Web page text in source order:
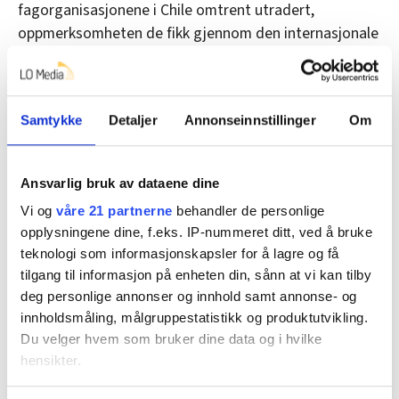
Samtykke Detaljer Annonseinnstillinger Om
Ansvarlig bruk av dataene dine
Vi og våre 21 partnerne behandler de personlige
opplysningene dine, f.eks. IP-nummeret ditt, ved å bruke
teknologi som informasjonskapsler for å lagre og få
tilgang til informasjon på enheten din, sånn at vi kan tilby
deg personlige annonser og innhold samt annonse- og
innholdsmåling, målgruppestatistikk og produktutvikling.
Du velger hvem som bruker dine data og i hvilke
hensikter.
fagorganisasjonene i Chile omtrent utradert,
oppmerksomheten de fikk gjennom den internasjonale
fagbevegelsen var derfor veldig viktig.
– Dette ga de som kjempet for fagbevegelsen i Chile,
beskyttelse mot regimet, forklarer han.
Et liv i Norge
Han fikk etter hvert jobb i Bergen Offentlige
Bibliotek, en arbeidsplass han hadde i 37 år.
Blamey har nylig blitt pensjonist, men sitter
fortsatt i styret i Fagforbundet Bergenhus.
Han organiserte seg tidlig, neste år kan han se tilbake
på 40 år i norsk fagbevegelse. Først i Norsk